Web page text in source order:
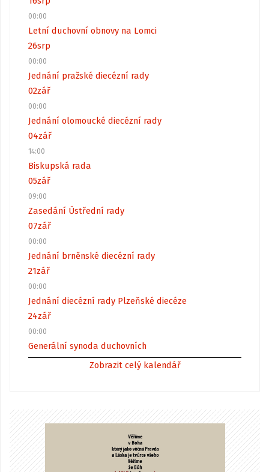
00:00
Letní duchovní obnovy na Lomci
26srp
00:00
Jednání pražské diecézní rady
02zář
00:00
Jednání olomoucké diecézní rady
04zář
14:00
Biskupská rada
05zář
09:00
Zasedání Ústřední rady
07zář
00:00
Jednání brněnské diecézní rady
21zář
00:00
Jednání diecézní rady Plzeňské diecéze
24zář
00:00
Generální synoda duchovních
Zobrazit celý kalendář